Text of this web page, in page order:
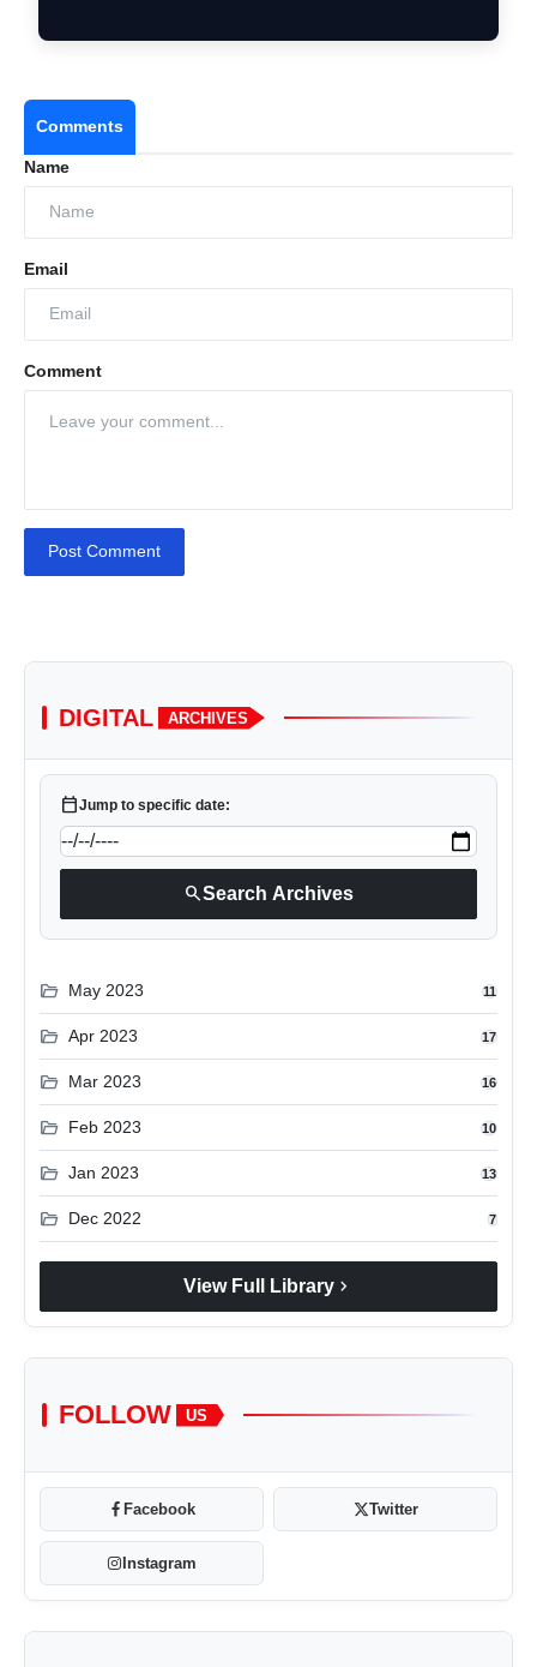
Comments
Name
Email
Comment
Post Comment
DIGITAL ARCHIVES
calendar_todayJump to specific date:
searchSearch Archives
folder_open May 2023 11
folder_open Apr 2023 17
folder_open Mar 2023 16
folder_open Feb 2023 10
folder_open Jan 2023 13
folder_open Dec 2022 7
View Full Library chevron_right
FOLLOW US
Facebook Twitter
Instagram